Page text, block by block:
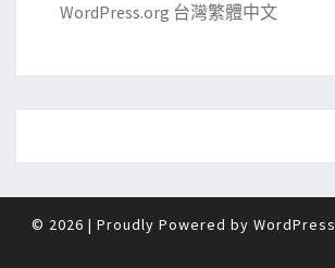
WordPress.org 台灣繁體中文
© 2026 | Proudly Powered by WordPress